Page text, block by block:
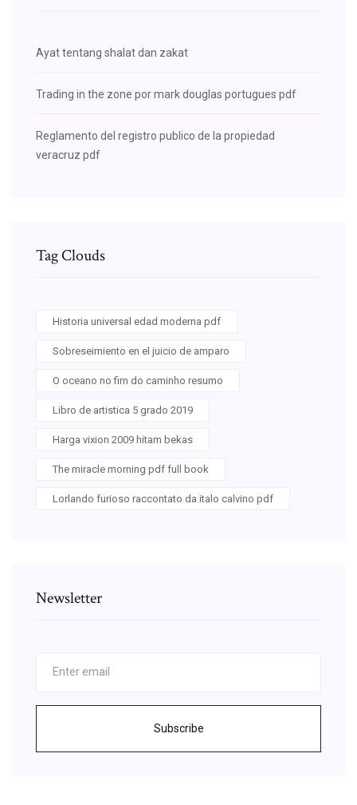
Ayat tentang shalat dan zakat
Trading in the zone por mark douglas portugues pdf
Reglamento del registro publico de la propiedad
veracruz pdf
Tag Clouds
Historia universal edad moderna pdf
Sobreseimiento en el juicio de amparo
O oceano no fim do caminho resumo
Libro de artistica 5 grado 2019
Harga vixion 2009 hitam bekas
The miracle morning pdf full book
Lorlando furioso raccontato da italo calvino pdf
Newsletter
Subscribe